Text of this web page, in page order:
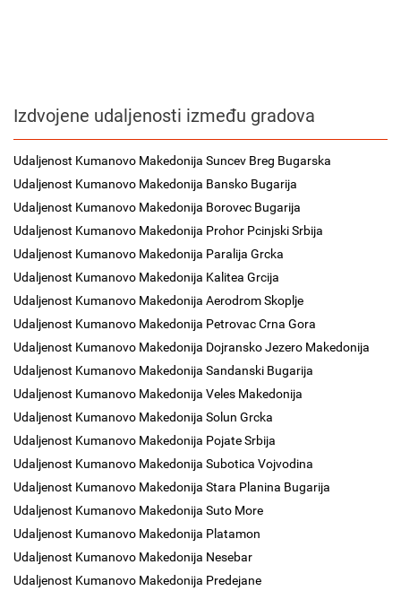
Izdvojene udaljenosti između gradova
Udaljenost Kumanovo Makedonija Suncev Breg Bugarska
Udaljenost Kumanovo Makedonija Bansko Bugarija
Udaljenost Kumanovo Makedonija Borovec Bugarija
Udaljenost Kumanovo Makedonija Prohor Pcinjski Srbija
Udaljenost Kumanovo Makedonija Paralija Grcka
Udaljenost Kumanovo Makedonija Kalitea Grcija
Udaljenost Kumanovo Makedonija Aerodrom Skoplje
Udaljenost Kumanovo Makedonija Petrovac Crna Gora
Udaljenost Kumanovo Makedonija Dojransko Jezero Makedonija
Udaljenost Kumanovo Makedonija Sandanski Bugarija
Udaljenost Kumanovo Makedonija Veles Makedonija
Udaljenost Kumanovo Makedonija Solun Grcka
Udaljenost Kumanovo Makedonija Pojate Srbija
Udaljenost Kumanovo Makedonija Subotica Vojvodina
Udaljenost Kumanovo Makedonija Stara Planina Bugarija
Udaljenost Kumanovo Makedonija Suto More
Udaljenost Kumanovo Makedonija Platamon
Udaljenost Kumanovo Makedonija Nesebar
Udaljenost Kumanovo Makedonija Predejane